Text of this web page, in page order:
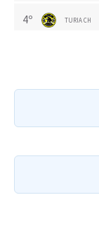
4º TURIA CH